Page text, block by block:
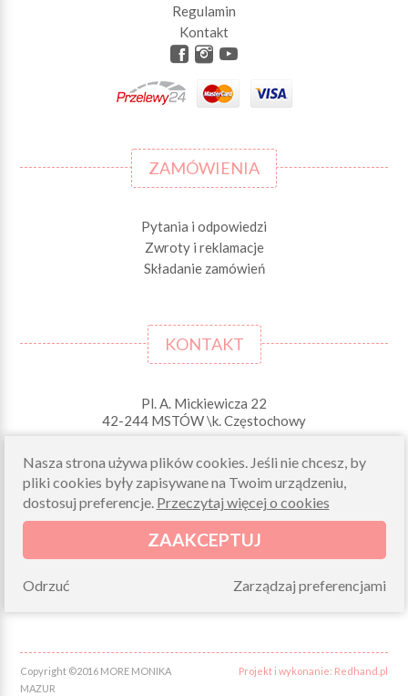
Regulamin
Kontakt
ZAMÓWIENIA
Pytania i odpowiedzi
Zwroty i reklamacje
Składanie zamówień
KONTAKT
Pl. A. Mickiewicza 22
42-244 MSTÓW \k. Częstochowy
Odbiory osobiste (zamówienia opłacone on-line)
pn-pt 10.00-16.00
sklep@morelkowe.pl
+48 34 506 50 60
+48 34 506 50 70
Copyright ©2016 MORE MONIKA
MAZUR
Projekt i wykonanie: Redhand.pl
Nasza strona używa plików cookies. Jeśli nie chcesz, by
pliki cookies były zapisywane na Twoim urządzeniu,
dostosuj preferencje. Przeczytaj więcej o cookies
ZAAKCEPTUJ
Zarządzaj preferencjami
Odrzuć